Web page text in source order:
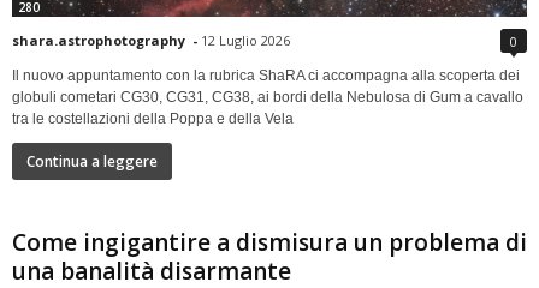
280
shara.astrophotography - 12 Luglio 2026 0
Il nuovo appuntamento con la rubrica ShaRA ci accompagna alla scoperta dei
globuli cometari CG30, CG31, CG38, ai bordi della Nebulosa di Gum a cavallo
tra le costellazioni della Poppa e della Vela
Continua a leggere
Come ingigantire a dismisura un problema di
una banalità disarmante